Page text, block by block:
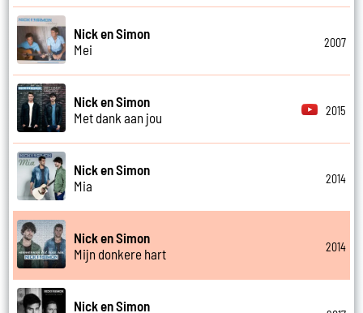
Nick en Simon
Mei
2007
Nick en Simon
Met dank aan jou
2015
Nick en Simon
Mia
2014
Nick en Simon
Mijn donkere hart
2014
Nick en Simon